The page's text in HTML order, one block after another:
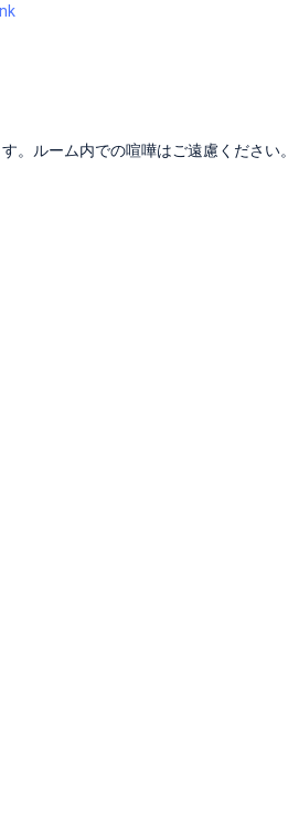
。ルーム内での喧嘩はご遠慮ください。